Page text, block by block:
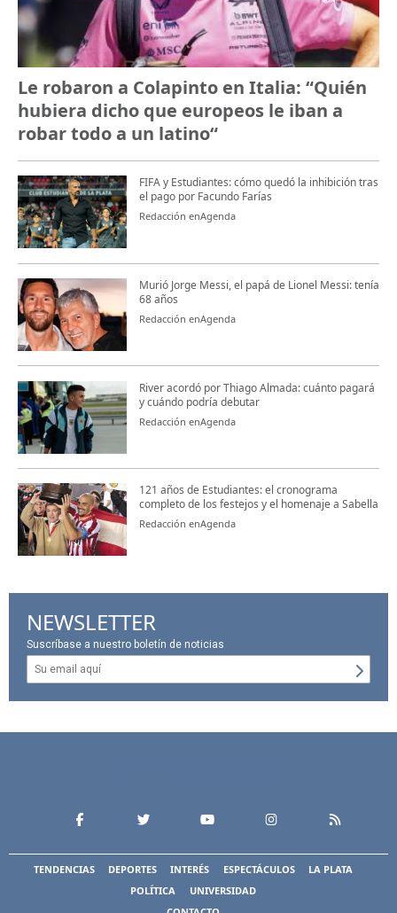
Le robaron a Colapinto en Italia: “Quién
hubiera dicho que europeos le iban a
robar todo a un latino“
FIFA y Estudiantes: cómo quedó la inhibición tras
el pago por Facundo Farías
Redacción enAgenda
Murió Jorge Messi, el papá de Lionel Messi: tenía
68 años
Redacción enAgenda
River acordó por Thiago Almada: cuánto pagará
y cuándo podría debutar
Redacción enAgenda
121 años de Estudiantes: el cronograma
completo de los festejos y el homenaje a Sabella
Redacción enAgenda
NEWSLETTER
Suscríbase a nuestro boletín de noticias
TENDENCIAS DEPORTES INTERÉS ESPECTÁCULOS
LA PLATA
POLÍTICA
UNIVERSIDAD